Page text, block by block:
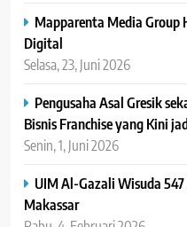
Mapparenta Media Group
Digital
Selasa, 23, Juni 2026
Pengusaha Asal Gresik
Bisnis Franchise yang Kini
Senin, 1, Juni 2026
UIM Al-Gazali Wisuda
Makassar